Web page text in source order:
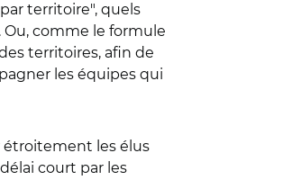
territoire", quels
comme le formule
territoires, afin de
les équipes qui
étroitement les élus
court par les